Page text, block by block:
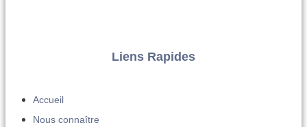
Liens Rapides
Accueil
Nous connaître